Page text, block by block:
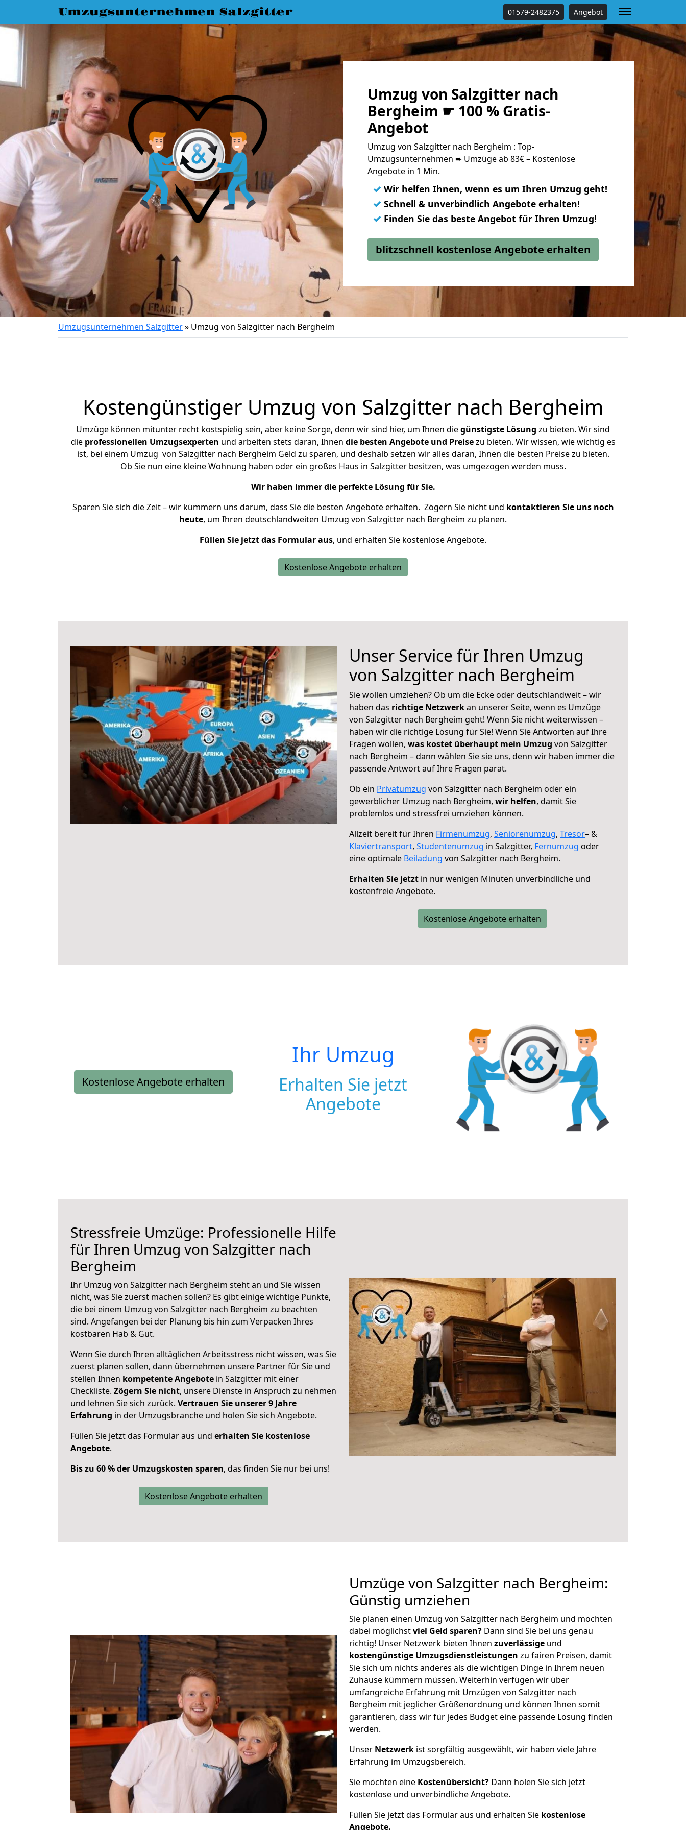
Umzugsunternehmen Salzgitter 01579-2482375 Angebot
Umzug von Salzgitter nach
Bergheim ☛ 100 % Gratis-
Angebot
Umzug von Salzgitter nach Bergheim : Top-
Umzugsunternehmen ➨ Umzüge ab 83€ – Kostenlose
Angebote in 1 Min.
✓ Wir helfen Ihnen, wenn es um Ihren Umzug geht!
✓ Schnell & unverbindlich Angebote erhalten!
✓ Finden Sie das beste Angebot für Ihren Umzug!
blitzschnell kostenlose Angebote erhalten
Umzugsunternehmen Salzgitter» Umzug von Salzgitter nach Bergheim
Kostengünstiger Umzug von Salzgitter nach Bergheim
Umzüge können mitunter recht kostspielig sein, aber keine Sorge, denn wir sind hier, um Ihnen diegünstigste Lösung zu bieten. Wir sind
die professionellen Umzugsexperten und arbeiten stets daran, Ihnen die besten Angebote und Preisezu bieten. Wir wissen, wie wichtig es
ist, bei einem Umzug von Salzgitter nach Bergheim Geld zu sparen, und deshalb setzen wir alles daran, Ihnen die besten Preise zu bieten.
Ob Sie nun eine kleine Wohnung haben oder ein großes Haus in Salzgitter besitzen, was umgezogen werden muss.
Wir haben immer die perfekte Lösung für Sie.
Sparen Sie sich die Zeit – wir kümmern uns darum, dass Sie die besten Angebote erhalten. Zögern Sie nicht und kontaktieren Sie uns noch
heute, um Ihren deutschlandweiten Umzug von Salzgitter nach Bergheim zu planen.
Füllen Sie jetzt das Formular aus, und erhalten Sie kostenlose Angebote.
Kostenlose Angebote erhalten
Unser Service für Ihren Umzug
von Salzgitter nach Bergheim
Sie wollen umziehen? Ob um die Ecke oder deutschlandweit – wir
haben das richtige Netzwerkan unserer Seite, wenn es Umzüge
von Salzgitter nach Bergheim geht! Wenn Sie nicht weiterwissen –
haben wir die richtige Lösung für Sie! Wenn Sie Antworten auf Ihre
Fragen wollen, was kostet überhaupt mein Umzug von Salzgitter
nach Bergheim – dann wählen Sie sie uns, denn wir haben immer die
passende Antwort auf Ihre Fragen parat.
Ob ein Privatumzug von Salzgitter nach Bergheim oder ein
gewerblicher Umzug nach Bergheim, wir helfen, damit Sie
problemlos und stressfrei umziehen können.
Allzeit bereit für Ihren Firmenumzug, Seniorenumzug, Tresor– &
Klaviertransport, Studentenumzug in Salzgitter, Fernumzug oder
eine optimale Beiladung von Salzgitter nach Bergheim.
Erhalten Sie jetzt in nur wenigen Minuten unverbindliche und
kostenfreie Angebote.
Kostenlose Angebote erhalten
Kostenlose Angebote erhalten
Ihr Umzug
Erhalten Sie jetzt
Angebote
Stressfreie Umzüge: Professionelle Hilfe
für Ihren Umzug von Salzgitter nach
Bergheim
Ihr Umzug von Salzgitter nach Bergheim steht an und Sie wissen
nicht, was Sie zuerst machen sollen? Es gibt einige wichtige Punkte,
die bei einem Umzug von Salzgitter nach Bergheim zu beachten
sind. Angefangen bei der Planung bis hin zum Verpacken Ihres
kostbaren Hab & Gut.
Wenn Sie durch Ihren alltäglichen Arbeitsstress nicht wissen, was Sie
zuerst planen sollen, dann übernehmen unsere Partner für Sie und
stellen Ihnen kompetente Angebote in Salzgitter mit einer
Checkliste. Zögern Sie nicht, unsere Dienste in Anspruch zu nehmen
und lehnen Sie sich zurück. Vertrauen Sie unserer 9 Jahre
Erfahrung in der Umzugsbranche und holen Sie sich Angebote.
Füllen Sie jetzt das Formular aus und erhalten Sie kostenlose
Angebote.
Bis zu 60 % der Umzugskosten sparen, das finden Sie nur bei uns!
Kostenlose Angebote erhalten
Umzüge von Salzgitter nach Bergheim:
Günstig umziehen
Sie planen einen Umzug von Salzgitter nach Bergheim und möchten
dabei möglichstviel Geld sparen? Dann sind Sie bei uns genau
richtig! Unser Netzwerk bieten Ihnen zuverlässige und
kostengünstige Umzugsdienstleistungen zu fairen Preisen, damit
Sie sich um nichts anderes als die wichtigen Dinge in Ihrem neuen
Zuhause kümmern müssen. Weiterhin verfügen wir über
umfangreiche Erfahrung mit Umzügen von Salzgitter nach
Bergheim mit jeglicher Größenordnung und können Ihnen somit
garantieren, dass wir für jedes Budget eine passende Lösung finden
werden.
Unser Netzwerk ist sorgfältig ausgewählt, wir haben viele Jahre
Erfahrung im Umzugsbereich.
Sie möchten eine Kostenübersicht? Dann holen Sie sich jetzt
kostenlose und unverbindliche Angebote.
Füllen Sie jetzt das Formular aus und erhalten Sie kostenlose
Angebote.